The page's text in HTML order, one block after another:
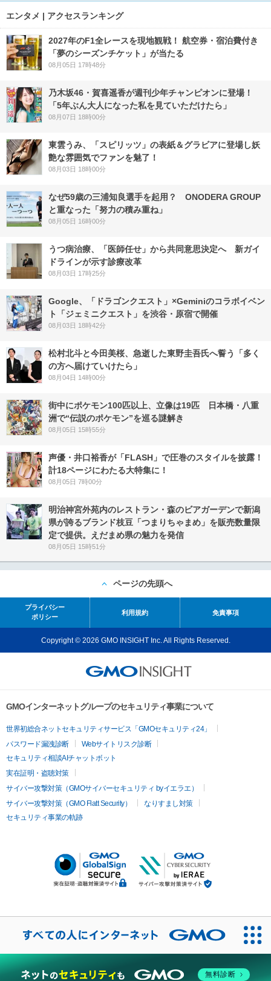
エンタメ | アクセスランキング
2027年のF1全レースを現地観戦！ 航空券・宿泊費付き
「夢のシーズンチケット」が当たる
08月05日 17時48分
乃木坂46・賀喜遥香が週刊少年チャンピオンに登場！
「5年ぶん大人になった私を見ていただけたら」
08月07日 18時00分
東雲うみ、「スピリッツ」の表紙＆グラビアに登場し妖
艶な雰囲気でファンを魅了！
08月03日 18時00分
なぜ59歳の三浦知良選手を起用？ ONODERA GROUP
と重なった「努力の積み重ね」
08月05日 16時00分
うつ病治療、「医師任せ」から共同意思決定へ 新ガイ
ドラインが示す診療改革
08月03日 17時25分
Google、「ドラゴンクエスト」×Geminiのコラボイベン
ト「ジェミニクエスト」を渋谷・原宿で開催
08月03日 18時42分
松村北斗と今田美桜、急逝した東野圭吾氏へ誓う「多く
の方へ届けていけたら」
08月04日 14時00分
街中にポケモン100匹以上、立像は19匹 日本橋・八重
洲で“伝説のポケモン”を巡る謎解き
08月05日 15時55分
声優・井口裕香が「FLASH」で圧巻のスタイルを披露！
計18ページにわたる大特集に！
08月05日 7時00分
明治神宮外苑内のレストラン・森のビアガーデンで新潟
県が誇るブランド枝豆「つまりちゃまめ」を販売数量限
定で提供。えだまめ県の魅力を発信
08月05日 15時51分
ページの先頭へ
プライバシー
ポリシー
利用規約 免責事項
Copyright © 2026 GMO INSIGHT Inc. All Rights Reserved.
GMOインターネットグループのセキュリティ事業について
世界初総合ネットセキュリティサービス「GMOセキュリティ24」
パスワード漏洩診断
Webサイトリスク診断
セキュリティ相談AIチャットボット
実在証明・盗聴対策
サイバー攻撃対策（GMOサイバーセキュリティ byイエラエ）
サイバー攻撃対策（GMO Flatt Security）
なりすまし対策
セキュリティ事業の軌跡
無料診断